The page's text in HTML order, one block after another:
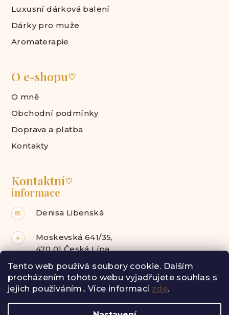
Tento web používá soubory cookie. Dalším
procházením tohoto webu vyjadřujete souhlas s
jejich používáním.. Více informací zde.
Luxusní dárková balení
Dárky pro muže
Aromaterapie
O e-shopu♡
O mně
Obchodní podmínky
Doprava a platba
Kontakty
Kontaktní♡
informace
✉ Denisa Libenská
⌖
Moskevská 641/35,
470 01 Česká Lípa
Facebook Instagram